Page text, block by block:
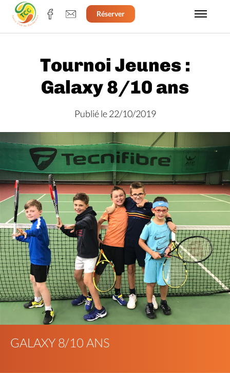
Réserver
Tournoi Jeunes :
Galaxy 8/10 ans
Publié le 22/10/2019
GALAXY 8/10 ANS